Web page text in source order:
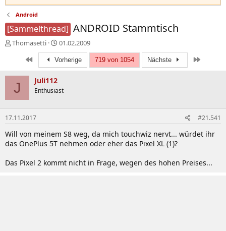
Android
[Sammelthread] ANDROID Stammtisch
E
e
r
Thomasetti
E
r
s
t
l
m
01.02.2009
Erste Vorherige 719 von 1054 Nächste
J Juli112
Enthusiast
17.11.2017 #21.541
Will von meinem S8 weg, da mich touchwiz nervt... würdet ihr
das OnePlus 5T nehmen oder eher das Pixel XL (1)?
Das Pixel 2 kommt nicht in Frage, wegen des hohen Preises...